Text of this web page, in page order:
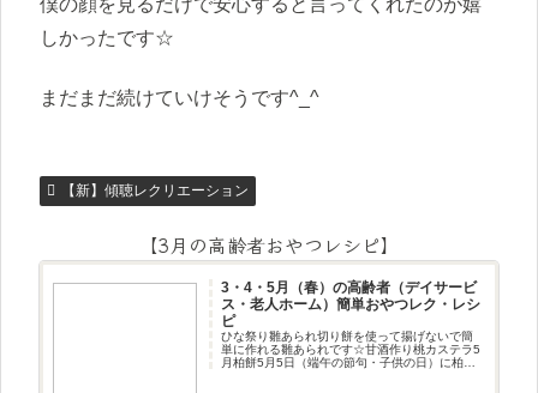
しかったです☆
まだまだ続けていけそうです^_^
【新】傾聴レクリエーション
【3月の高齢者おやつレシピ】
3・4・5月（春）の高齢者（デイサービ
ス・老人ホーム）簡単おやつレク・レシ
ピ
ひな祭り雛あられ切り餅を使って揚げないで簡
単に作れる雛あられです☆甘酒作り桃カステラ5
月柏餅5月5日（端午の節句・子供の日）に柏餅